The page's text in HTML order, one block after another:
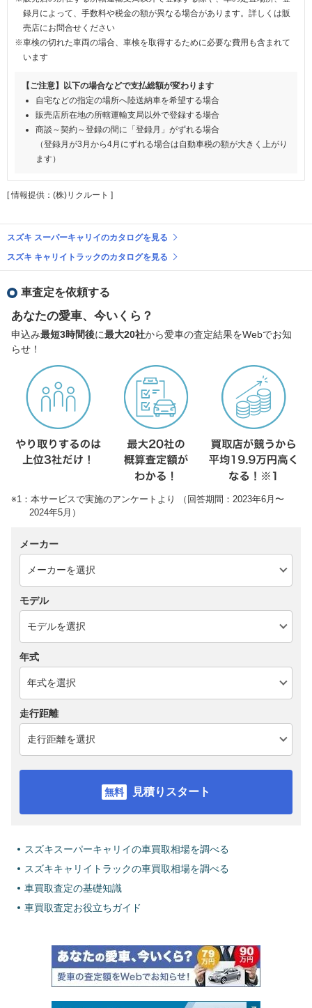
録月によって、手数料や税金の額が異なる場合があります。詳しくは販
売店にお問合せください
※車検の切れた車両の場合、車検を取得するために必要な費用も含まれて
います
【ご注意】以下の場合などで支払総額が変わります
自宅などの指定の場所へ陸送納車を希望する場合
販売店所在地の所轄運輸支局以外で登録する場合
商談～契約～登録の間に「登録月」がずれる場合
（登録月が3月から4月にずれる場合は自動車税の額が大きく上がり
ます）
[ 情報提供：(株)リクルート ]
スズキ スーパーキャリイのカタログを見る
スズキ キャリイトラックのカタログを見る
車査定を依頼する
あなたの愛車、今いくら？
申込み最短3時間後に最大20社から愛車の査定結果をWebでお知
らせ！
※1：本サービスで実施のアンケートより （回答期間：2023年6月〜
2024年5月）
メーカー
モデル
年式
走行距離
見積りスタート
スズキスーパーキャリイの車買取相場を調べる
スズキキャリイトラックの車買取相場を調べる
車買取査定の基礎知識
車買取査定お役立ちガイド